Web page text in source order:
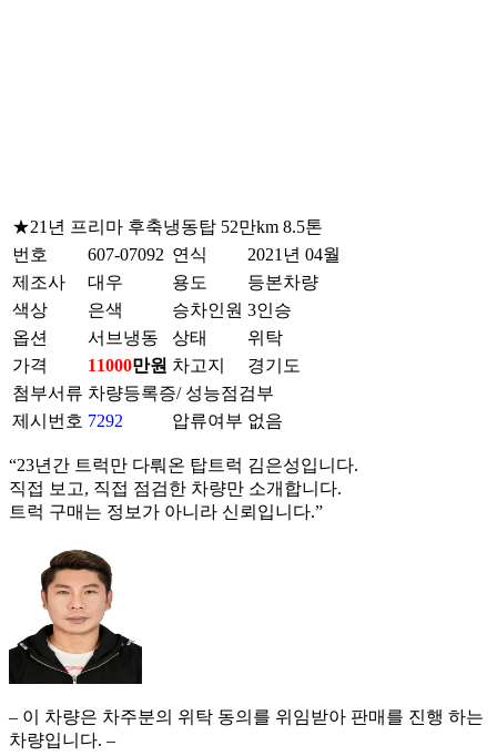
★21년 프리마 후축냉동탑 52만km 8.5톤
번호
607-07092 연식
2021년 04월
제조사
대우 용도
등본차량
색상
은색 승차인원 3인승
옵션
서브냉동 상태
위탁
가격
11000만원 차고지
경기도
첨부서류 차량등록증/ 성능점검부
제시번호 7292 압류여부 없음
“23년간 트럭만 다뤄온 탑트럭 김은성입니다.
직접 보고, 직접 점검한 차량만 소개합니다.
트럭 구매는 정보가 아니라 신뢰입니다.”
– 이 차량은 차주분의 위탁 동의를 위임받아 판매를 진행 하는
차량입니다. –